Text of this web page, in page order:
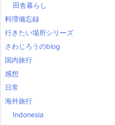
田舎暮らし
料理備忘録
行きたい場所シリーズ
さわじろうのblog
国内旅行
感想
日常
海外旅行
Indonesia